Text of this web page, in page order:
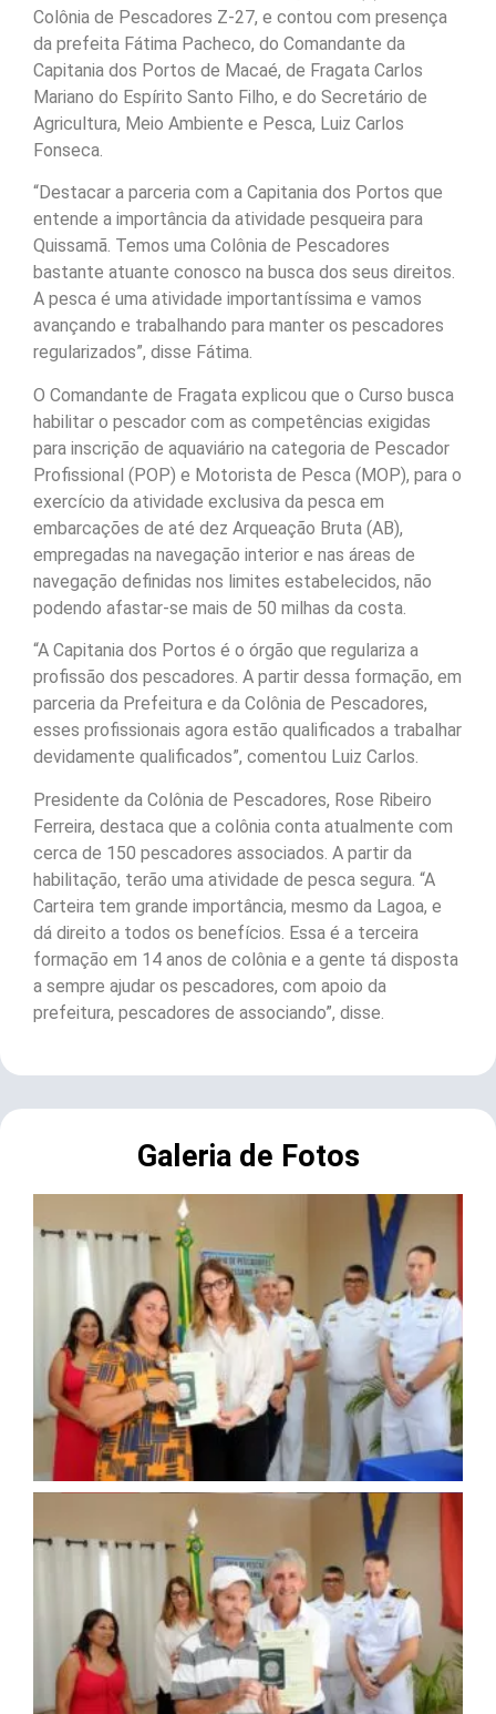
Colônia de Pescadores Z-27, e contou com presença
da prefeita Fátima Pacheco, do Comandante da
Capitania dos Portos de Macaé, de Fragata Carlos
Mariano do Espírito Santo Filho, e do Secretário de
Agricultura, Meio Ambiente e Pesca, Luiz Carlos
Fonseca.
“Destacar a parceria com a Capitania dos Portos que
entende a importância da atividade pesqueira para
Quissamã. Temos uma Colônia de Pescadores
bastante atuante conosco na busca dos seus direitos.
A pesca é uma atividade importantíssima e vamos
avançando e trabalhando para manter os pescadores
regularizados”, disse Fátima.
O Comandante de Fragata explicou que o Curso busca
habilitar o pescador com as competências exigidas
para inscrição de aquaviário na categoria de Pescador
Profissional (POP) e Motorista de Pesca (MOP), para o
exercício da atividade exclusiva da pesca em
embarcações de até dez Arqueação Bruta (AB),
empregadas na navegação interior e nas áreas de
navegação definidas nos limites estabelecidos, não
podendo afastar-se mais de 50 milhas da costa.
“A Capitania dos Portos é o órgão que regulariza a
profissão dos pescadores. A partir dessa formação, em
parceria da Prefeitura e da Colônia de Pescadores,
esses profissionais agora estão qualificados a trabalhar
devidamente qualificados”, comentou Luiz Carlos.
Presidente da Colônia de Pescadores, Rose Ribeiro
Ferreira, destaca que a colônia conta atualmente com
cerca de 150 pescadores associados. A partir da
habilitação, terão uma atividade de pesca segura. “A
Carteira tem grande importância, mesmo da Lagoa, e
dá direito a todos os benefícios. Essa é a terceira
formação em 14 anos de colônia e a gente tá disposta
a sempre ajudar os pescadores, com apoio da
prefeitura, pescadores de associando”, disse.
Galeria de Fotos